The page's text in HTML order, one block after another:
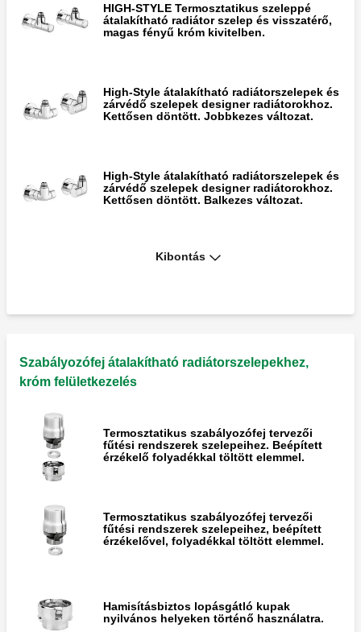
HIGH-STYLE Termosztatikus szeleppé
átalakítható radiátor szelep és visszatérő,
magas fényű króm kivitelben.
High-Style átalakítható radiátorszelepek és
zárvédő szelepek designer radiátorokhoz.
Kettősen döntött. Jobbkezes változat.
High-Style átalakítható radiátorszelepek és
zárvédő szelepek designer radiátorokhoz.
Kettősen döntött. Balkezes változat.
High-Style átalakítható radiátorszelepek és
zárvédő szelepek designer radiátorokhoz.
átalakítható radiátor szelep és visszatérő,
magas fényű króm kivitelben.
Kibontás
Szabályozófej átalakítható radiátorszelepekhez,
króm felületkezelés
Termosztatikus szabályozófej tervezői
fűtési rendszerek szelepeihez. Beépített
érzékelő folyadékkal töltött elemmel.
Termosztatikus szabályozófej tervezői
fűtési rendszerek szelepeihez, beépített
érzékelővel, folyadékkal töltött elemmel.
Hamisításbiztos lopásgátló kupak
nyilvános helyeken történő használatra.